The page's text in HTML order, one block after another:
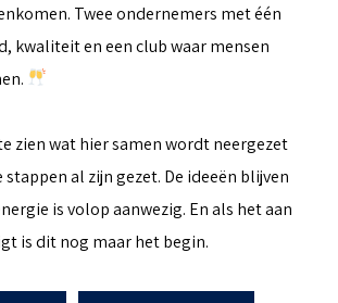
Twee ondernemers met één
kwaliteit en een club waar mensen
zien wat hier samen wordt neergezet
stappen al zijn gezet. De ideeën blijven
is volop aanwezig. En als het aan
is dit nog maar het begin.